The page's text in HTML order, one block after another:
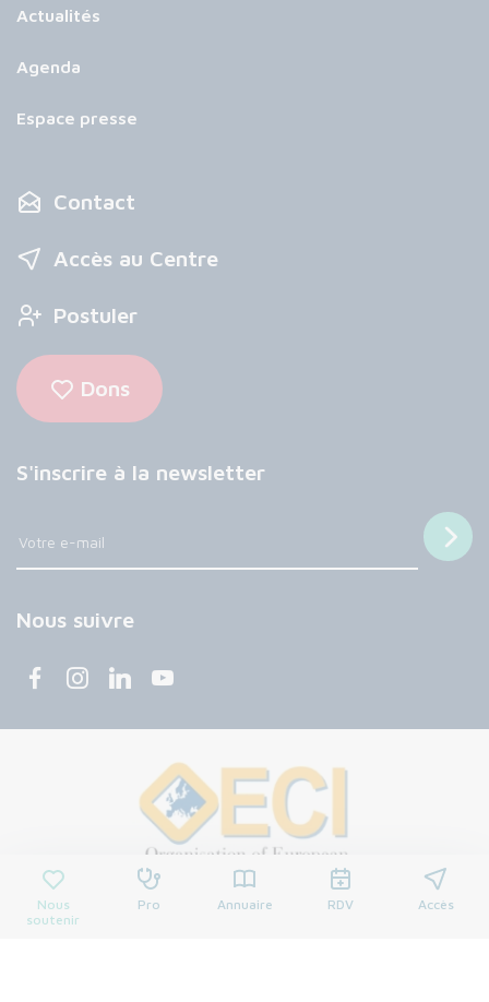
Nous
soutenir
Pro Annuaire RDV Accès
Actualités
Agenda
Espace presse
Contact
Accès au Centre
Postuler
Dons
S'inscrire à la newsletter
Nous suivre